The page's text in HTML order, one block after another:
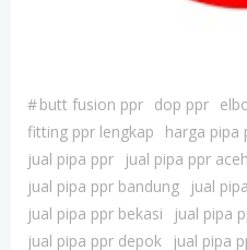
#butt fusion ppr dop ppr
fitting ppr lengkap
harga pipa
jual pipa ppr
jual pipa ppr aceh
jual pipa ppr bandung
jual
jual pipa ppr bekasi
jual pipa
jual pipa ppr depok
jual pipa